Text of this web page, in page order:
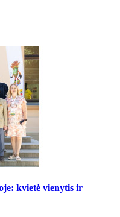
kvietė vienytis ir